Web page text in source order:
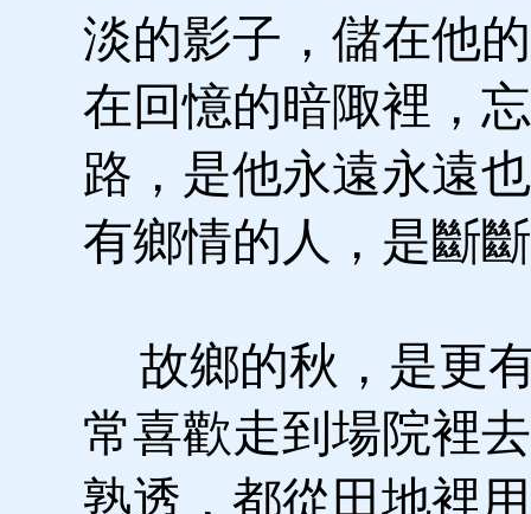
淡的影子，儲在他
在回憶的暗陬裡，
路，是他永遠永遠
有鄉情的人，是斷
故鄉的秋，是更
常喜歡走到場院裡
熟透，都從田地裡